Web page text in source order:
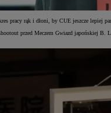
pracy rąk i dłoni, by CUE jeszcze lepiej
przed Meczem Gwiazd japońskiej B.